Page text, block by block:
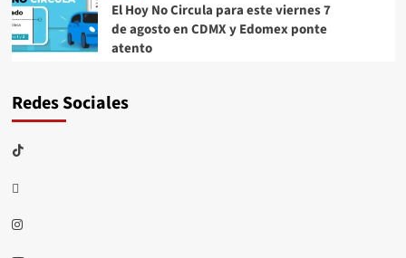
El Hoy No Circula para este viernes 7
de agosto en CDMX y Edomex ponte
atento
Redes Sociales
TikTok
threads
Instagram